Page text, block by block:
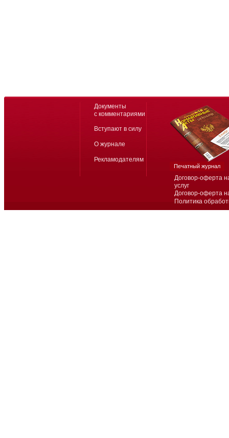
Договор-оферта
услуг
Договор-оферта
Политика
Документы
с комментариями
Вступают в силу
О журнале
Рекламодателям
Печатный журнал